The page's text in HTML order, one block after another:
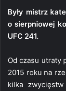
Były mistrz
o sierpniowej
UFC 241.
Od czasu utraty
2015 roku na
kilka